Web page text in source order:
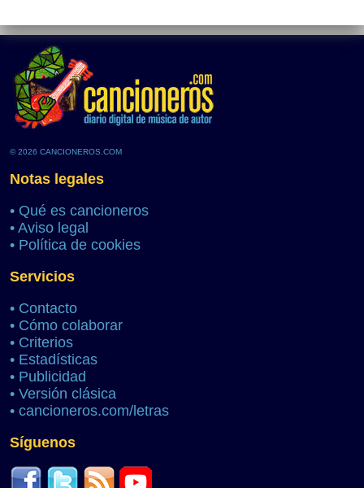
© 2026 CANCIONEROS.COM
Notas legales
• Qué es cancioneros
• Aviso legal
• Política de cookies
Servicios
• Contacto
• Cómo colaborar
• Criterios
• Estadísticas
• Publicidad
• Versión clásica
• cancioneros.com/letras
Síguenos